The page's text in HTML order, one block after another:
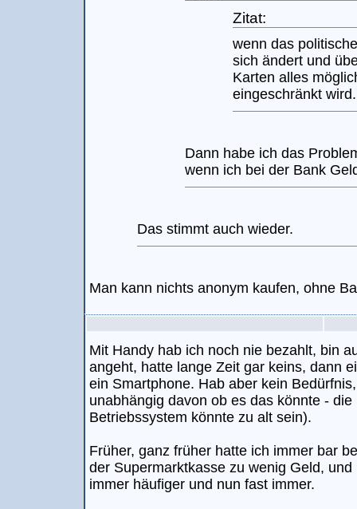
Zitat:
wenn das
sich ändert und
Karten alles
eingeschränkt wird.
Dann habe ich das
wenn ich bei der Bank
Das stimmt auch wieder.
Man kann nichts anonym kaufen, ohne
Mit Handy hab ich noch nie bezahlt, bin
angeht, hatte lange Zeit gar keins, dann
ein Smartphone. Hab aber kein
unabhängig davon ob es das könnte -
Betriebssystem könnte zu alt sein).
Früher, ganz früher hatte ich immer bar
der Supermarktkasse zu wenig Geld,
immer häufiger und nun fast immer.